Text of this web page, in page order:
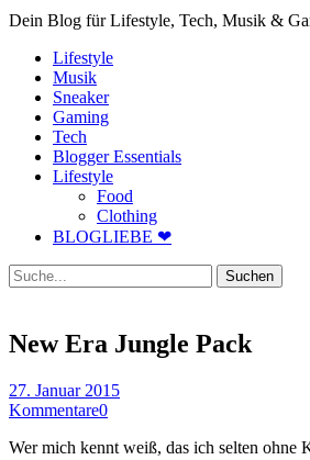
Dein Blog für Lifestyle, Tech, Musik &
Lifestyle
Musik
Sneaker
Gaming
Tech
Blogger Essentials
Lifestyle
Food
Clothing
BLOGLIEBE ❤
Suche
New Era Jungle Pack
27. Januar 2015
Kommentare0
Wer mich kennt weiß, das ich selten ohne